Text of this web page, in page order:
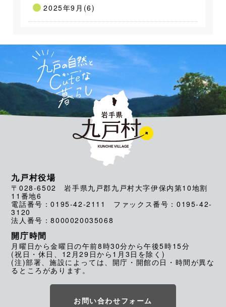
2025年9月(6)
九戸村役場
〒028-6502 岩手県九戸郡九戸村大字伊保内第10地割
11番地6
電話番号：0195-42-2111 ファックス番号：0195-42-
3120
法人番号：8000020035068
開庁時間
月曜日から金曜日の午前8時30分から午後5時15分
(祝日・休日、12月29日から1月3日を除く)
(注)部署、施設によっては、開庁・開館の日・時間が異な
るところがあります。
お問い合わせフォーム